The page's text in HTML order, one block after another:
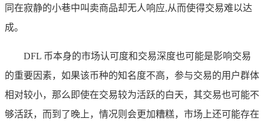
同在寂静的小巷中叫卖商品却无人响应,从而使得交易难以达
成。
DFL 币本身的市场认可度和交易深度也可能是影响交易
的重要因素，如果该币种的知名度不高，参与交易的用户群体
相对较小，那么即使在交易较为活跃的白天，其交易也可能不
够活跃，而到了晚上，情况则会更加糟糕，市场上还可能存在